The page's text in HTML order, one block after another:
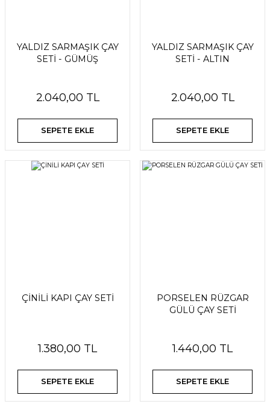
YALDIZ SARMAŞIK ÇAY
SETİ - GÜMÜŞ
2.040,00 TL
SEPETE EKLE
YALDIZ SARMAŞIK ÇAY
SETİ - ALTIN
2.040,00 TL
SEPETE EKLE
ÇİNİLİ KAPI ÇAY SETİ
1.380,00 TL
SEPETE EKLE
PORSELEN RÜZGAR
GÜLÜ ÇAY SETİ
1.440,00 TL
SEPETE EKLE